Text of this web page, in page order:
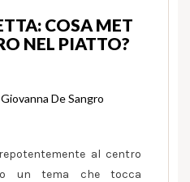
COSA MET
NEL PIATTO?
Giovanna De Sangro
al centro
un tema che tocca